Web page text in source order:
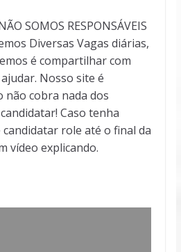
SOMOS RESPONSÁVEIS
Diversas Vagas diárias,
é compartilhar com
Nosso site é
cobra nada dos
Caso tenha
candidatar role até o final da
vídeo explicando.